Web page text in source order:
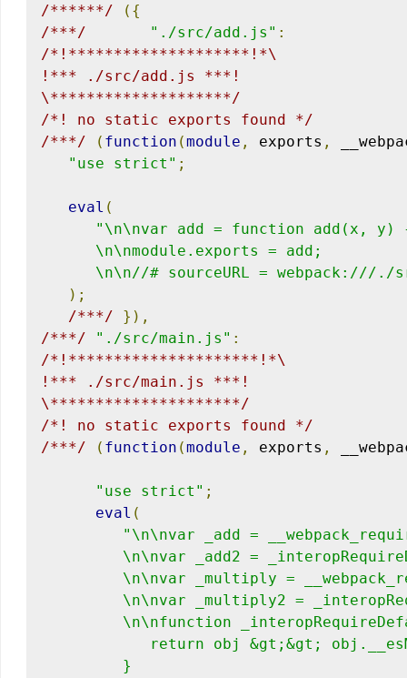
/******/
({
/***/
"./src/add.js" :
/*!********************!*\
!*** ./src/add.js ***!
\********************/
/*! no static exports found */
/***/
( function (module , exports ,
"use strict" ;
eval (
"\n\nvar add = function add(x,
      \n\nmodule.exports = add;
\n\n//# sourceURL = webpack:///./
);
/***/
}),
/***/
"./src/main.js" :
/*!*********************!*\
!*** ./src/main.js ***!
\*********************/
/*! no static exports found */
/***/
( function (module , exports ,
"use strict" ;
eval (
"\n\nvar _add =
\n\nvar _add2 =
\n\nvar _multiply =
\n\nvar _multiply2 =
\n\nfunction
return obj &gt;&gt;
         }